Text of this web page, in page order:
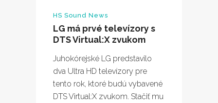
HS Sound News
LG má prvé televízory s
DTS Virtual:X zvukom
Juhokórejské LG predstavilo
dva Ultra HD televízory pre
tento rok, ktoré budú vybavené
DTS Virtual:X zvukom. Stačiť mu